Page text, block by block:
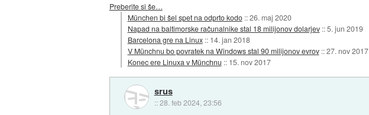
Preberite si še…
München bi šel spet na odprto kodo ::26. maj 2020
Napad na baltimorske računalnike stal 18 milijonov dolarjev ::5. jun 2019
Barcelona gre na Linux :: 14. jan 2018
V Münchnu bo povratek na Windows stal 90 milijonov evrov ::27. nov 2017
Konec ere Linuxa v Münchnu :: 15. nov 2017
srus
::28. feb 2024, 23:56